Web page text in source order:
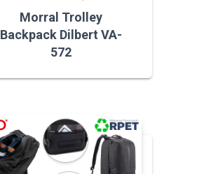
Morral Trolley
Backpack Dilbert VA-
572